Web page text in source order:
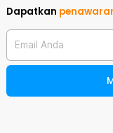
Dapatkan
Email Anda